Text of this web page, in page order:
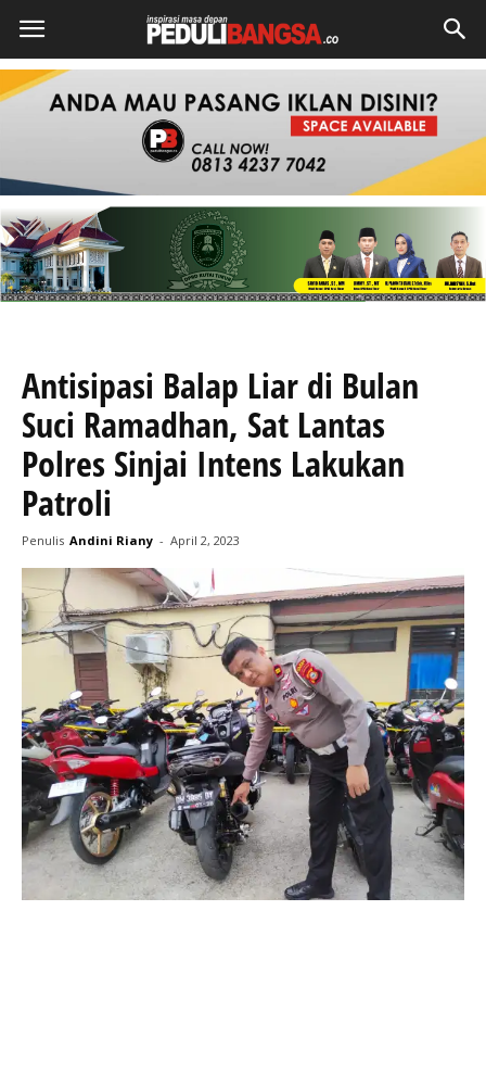
Antisipasi Balap Liar di Bulan
Suci Ramadhan, Sat Lantas
Polres Sinjai Intens Lakukan
Patroli
Penulis Andini Riany - April 2, 2023